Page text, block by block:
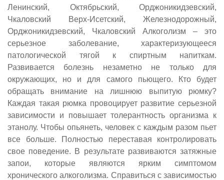
Ленинский, Октябрьский, Орджоникидзевский,
Чкаловский Верх-Исетский, Железнодорожный,
Орджоникидзевский, Чкаловский Алкоголизм – это
серьезное заболевание, характеризующееся
патологической тягой к спиртным напиткам.
Развивается болезнь незаметно не только для
окружающих, но и для самого пьющего. Кто будет
обращать внимание на лишнюю выпитую рюмку?
Каждая такая рюмка провоцирует развитие серьезной
зависимости и повышает толерантность организма к
этанолу. Чтобы опьянеть, человек с каждым разом пьет
все больше. Полностью переставая контролировать
свое поведение. В результате развиваются затяжные
запои, которые являются ярким симптомом
хронического алкоголизма. Справиться с зависимостью